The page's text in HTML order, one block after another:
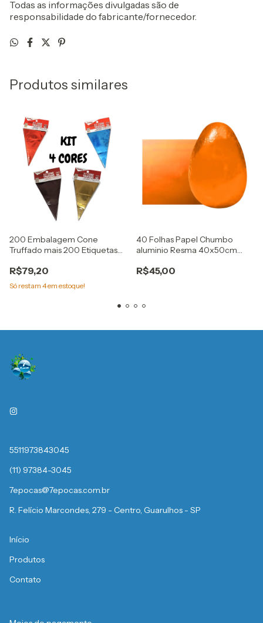
Todas as informações divulgadas são de
responsabilidade do fabricante/fornecedor.
Produtos similares
200 Embalagem Cone
Truffado mais 200 Etiquetas
R$79,20
Só restam 4em estoque!
40 Folhas Papel Chumbo
aluminio Resma 40x50cm
R$45,00
5511973843045
(11) 97384-3045
7epocas@7epocas.com.br
R. Felício Marcondes, 279 - Centro, Guarulhos - SP
Início
Produtos
Contato